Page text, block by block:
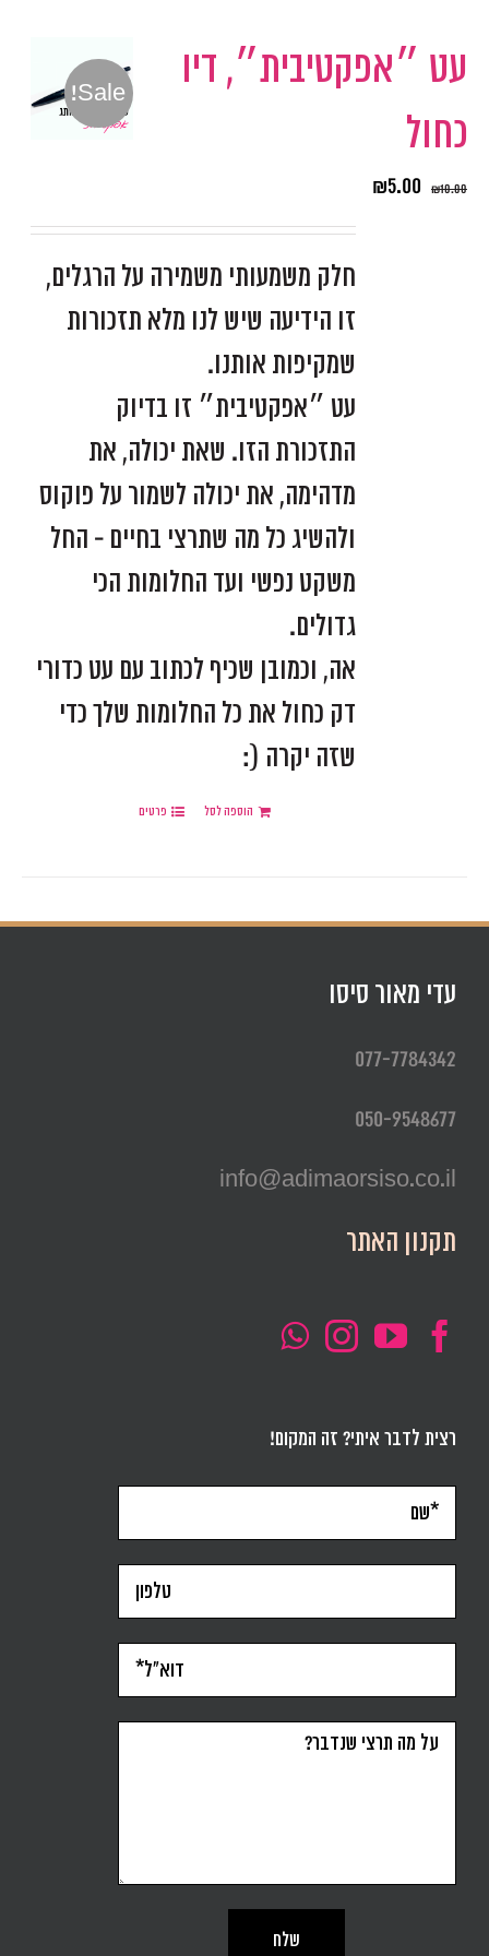
Sale!
עט ״אפקטיבית״, דיו
כחול
₪10.00
₪5.00
חלק משמעותי משמירה על הרגלים,
זו הידיעה שיש לנו מלא תזכורות
שמקיפות אותנו.
עט ״אפקטיבית״ זו בדיוק
התזכורת הזו. שאת יכולה, את
מדהימה, את יכולה לשמור על פוקוס
ולהשיג כל מה שתרצי בחיים - החל
משקט נפשי ועד החלומות הכי
גדולים.
אה, וכמובן שכיף לכתוב עם עט כדורי
דק כחול את כל החלומות שלך כדי
שזה יקרה (:
הוספה לסל פרטים
עדי מאור סיסו
077-7784342
050-9548677
info@adimaorsiso.co.il
תקנון האתר
רצית לדבר איתי? זה המקום!